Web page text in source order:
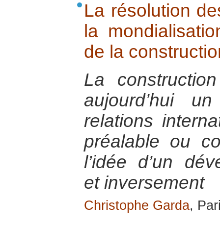
La résolution
la
de la
La
aujourd’hui
relations
préalable ou
l’idée d’un
et inversement
Christophe Garda,